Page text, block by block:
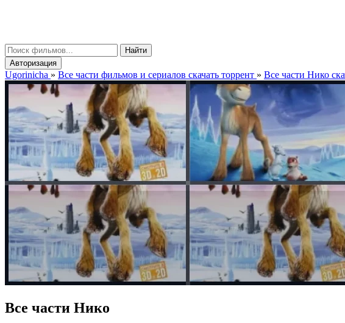
Найти
Авторизация
Ugorinicha » Все части фильмов и сериалов скачать торрент » Все части Нико
Все части Нико